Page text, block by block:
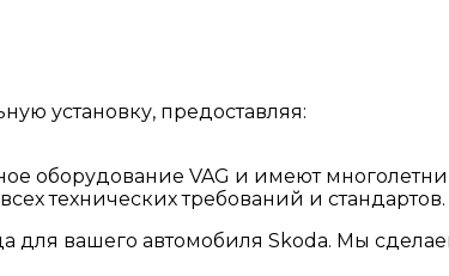
установку, предоставляя:
оборудование VAG и имеют
технических требований и стандартов.
для вашего автомобиля Skoda. Мы